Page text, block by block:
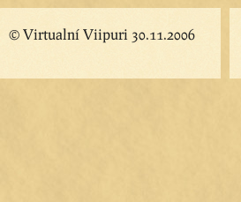
© Virtualní Viipuri 30.11.2006